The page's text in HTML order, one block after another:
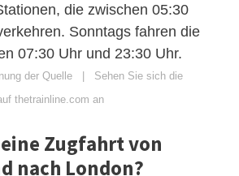
die zwischen 05:30
Sonntags fahren die
07:30 Uhr und 23:30 Uhr.
der Quelle | Sehen Sie sich die
thetrainline.com an
Zugfahrt von
nach London?